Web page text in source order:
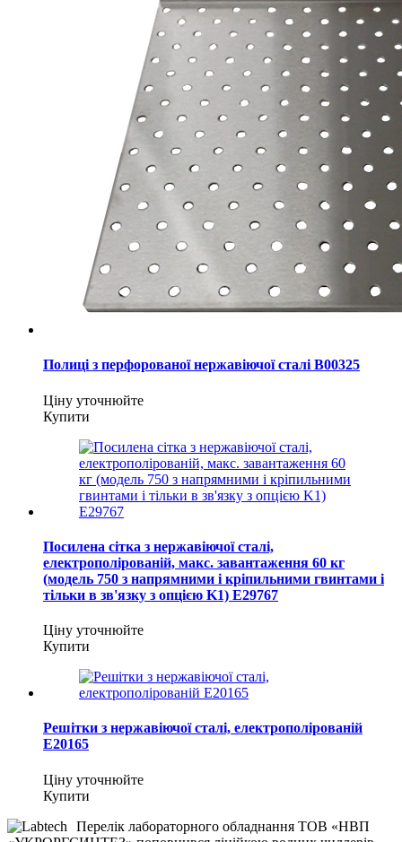
Полиці з перфорованої нержавіючої сталі B00325
Ціну уточнюйте
Купити
Посилена сітка з нержавіючої сталі,
електрополірованій, макс. завантаження 60 кг
(модель 750 з напрямними і кріпильними гвинтами і
тільки в зв'язку з опцією K1) E29767
Ціну уточнюйте
Купити
Решітки з нержавіючої сталі, електрополірованій
E20165
Ціну уточнюйте
Купити
Перелік лабораторного обладнання ТОВ «НВП